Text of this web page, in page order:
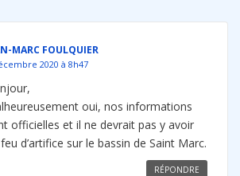
MARC FOULQUIER
2020 à 8h47
oui, nos informations
officielles et il ne devrait pas y avoir
d’artifice sur le bassin de Saint Marc.
RÉPONDRE